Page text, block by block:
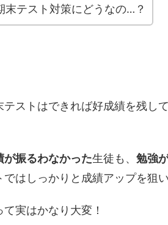
末テスト対策にどうなの…？
ストはできれば好成績を残し
振るわなかった生徒も、 勉強
はしっかりと成績アップを狙い
実はかなり大変！